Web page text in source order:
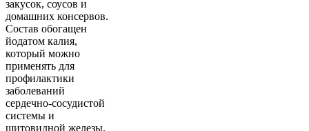
закусок, соусов и
домашних консервов.
Состав обогащен
йодатом калия,
который можно
применять для
профилактики
заболеваний
сердечно-сосудистой
системы и
щитовидной железы.